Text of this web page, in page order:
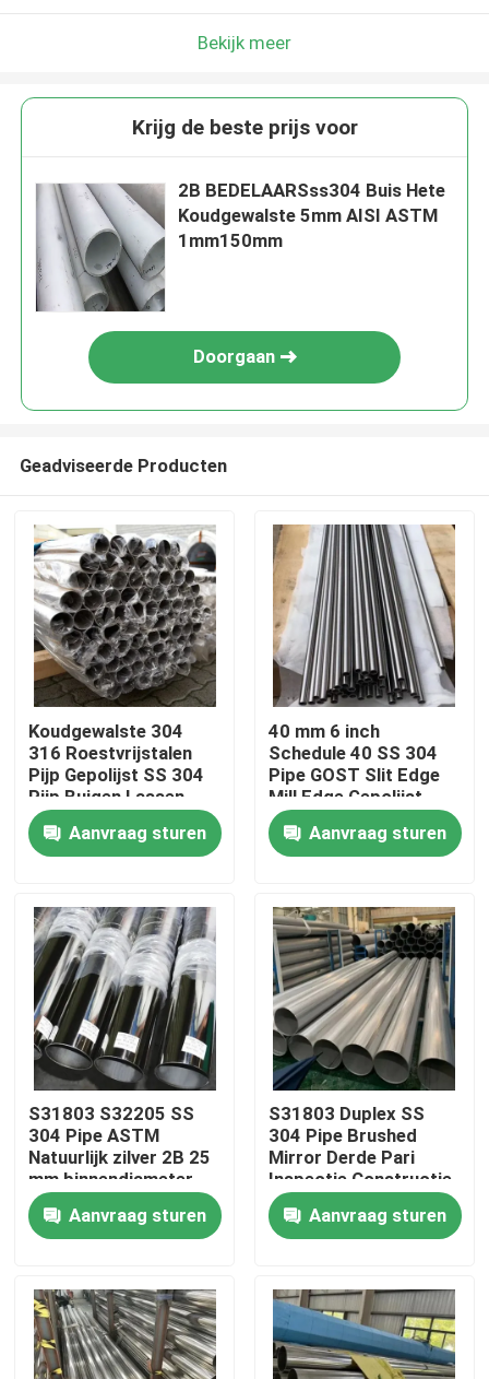
Huis
Producten
Ongeveer ons
Fabrieksreis
Kwaliteitscontrole
Contacteer ons
Nieuws
Gevallen
ss naadloze buis
Bekijk meer
Krijg de beste prijs voor
2B BEDELAARSss304 Buis Hete
Koudgewalste 5mm AISI ASTM
1mm150mm
Doorgaan
Geadviseerde Producten
Koudgewalste 304
316 Roestvrijstalen
Pijp Gepolijst SS 304
Pijp Buigen Lassen
Bewerking Diensten
Beschikbaar
Vierkant/Rond
Aanvraag sturen
40 mm 6 inch
Schedule 40 SS 304
Pipe GOST Slit Edge
Mill Edge Gepolijst
decoratief
Aanvraag sturen
S31803 S32205 SS
304 Pipe ASTM
Natuurlijk zilver 2B 25
mm binnendiameter
Gesweisd
Aanvraag sturen
S31803 Duplex SS
304 Pipe Brushed
Mirror Derde Pari
Inspectie Constructie
structuur
Aanvraag sturen